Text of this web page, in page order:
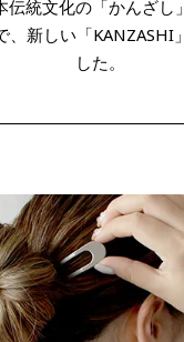
伝統文化の「かんざし
、新しい「KANZASHI
した。